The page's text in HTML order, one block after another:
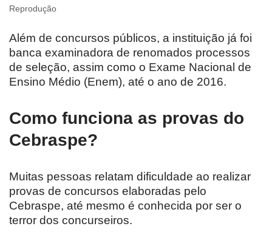
Reprodução
Além de concursos públicos, a instituição já foi
banca examinadora de renomados processos
de seleção, assim como o Exame Nacional de
Ensino Médio (Enem), até o ano de 2016.
Como funciona as provas do
Cebraspe?
Muitas pessoas relatam dificuldade ao realizar
provas de concursos elaboradas pelo
Cebraspe, até mesmo é conhecida por ser o
terror dos concurseiros.